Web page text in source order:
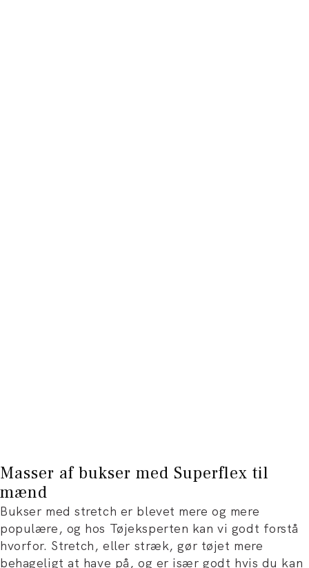
Masser af bukser med Superflex til
mænd
Bukser med stretch er blevet mere og mere
populære, og hos Tøjeksperten kan vi godt forstå
hvorfor. Stretch, eller stræk, gør tøjet mere
behageligt at have på, og er især godt hvis du kan